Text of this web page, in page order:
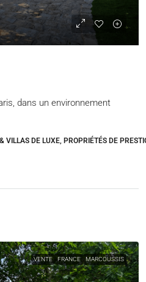
dans un environnement
VILLAS DE LUXE, PROPRIÉTÉS DE
VENTE FRANCE MARCOUSSIS